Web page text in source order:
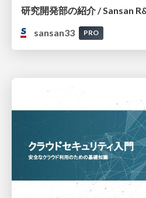
研究開発部の紹介 / Sansan
sansan33
PRO